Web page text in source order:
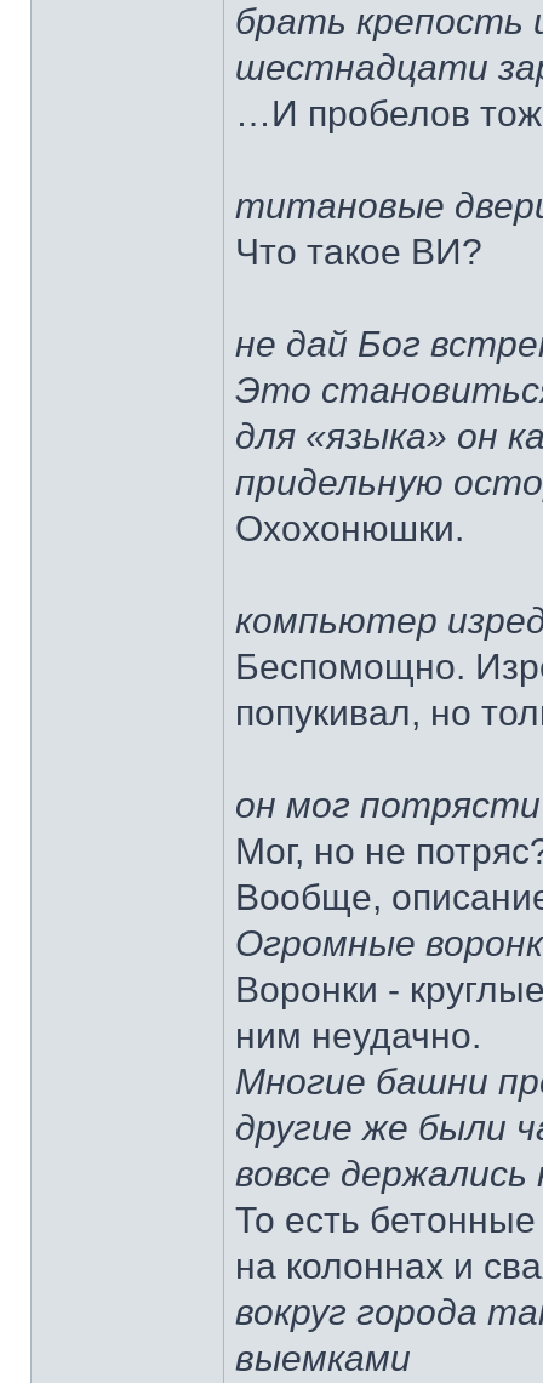
брать крепость
шестнадцати
…И пробелов
титановые
Что такое ВИ?
не дай Бог
Это
для «языка» он
придельную
Охохонюшки.
компьютер
Беспомощно.
попукивал, но
он мог
Мог, но не
Вообще,
Огромные
Воронки -
ним неудачно.
Многие башни
другие же были
вовсе держались
То есть
на колоннах и
вокруг города
выемками